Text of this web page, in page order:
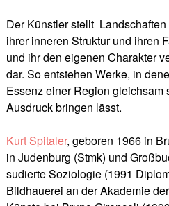
Der Künstler stellt
ihrer inneren Struktur und ihren
und ihr den eigenen Charakter
dar. So entstehen Werke, in
Essenz einer Region gleichsam
Ausdruck bringen lässt.
Kurt Spitaler, geboren 1966 in
in Judenburg (Stmk) und
sudierte Soziologie (1991
Bildhauerei an der Akademie